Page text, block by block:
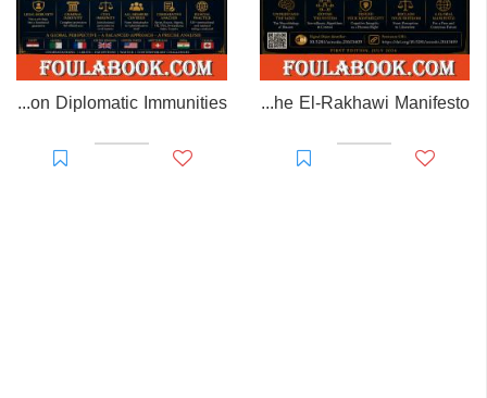
Prisoner of Perception: The El-Rakhawi Manifesto
EL-RAKHAWI MONOGRAPH on Diplomatic Immunities